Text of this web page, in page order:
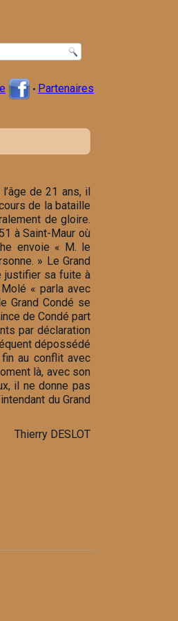
• Partenaires
de 21 ans, il
de la bataille
de gloire.
à Saint-Maur où
envoie « M. le
» Le Grand
justifier sa fuite à
« parla avec
Grand Condé se
de Condé part
par déclaration
dépossédé
au conflit avec
là, avec son
il ne donne pas
du Grand
Thierry DESLOT